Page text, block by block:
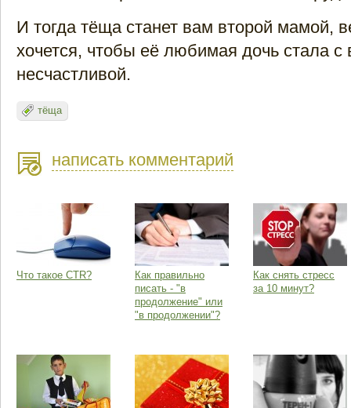
И тогда тёща станет вам второй мамой,
хочется, чтобы её любимая дочь стала с
несчастливой.
тёща
написать комментарий
Что такое CTR?
Как правильно
писать - "в
продолжение" или
"в продолжении"?
Как снять стресс
за 10 минут?